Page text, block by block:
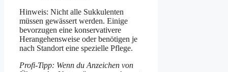
Hinweis: Nicht alle Sukkulenten
müssen gewässert werden. Einige
bevorzugen eine konservativere
Herangehensweise oder benötigen je
nach Standort eine spezielle Pflege.
Profi-Tipp: Wenn du Anzeichen von